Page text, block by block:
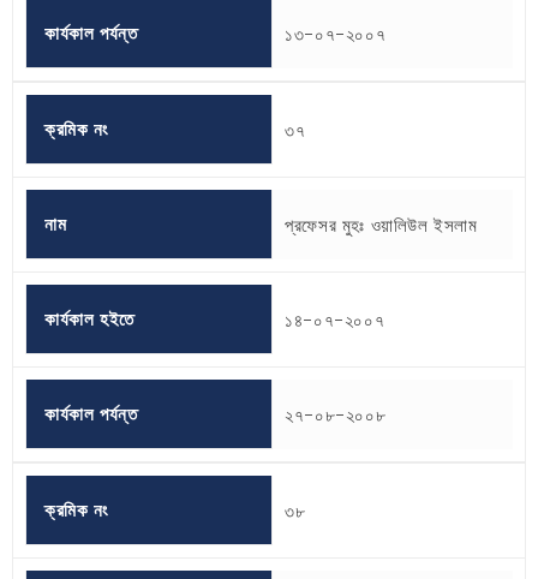
কার্যকাল পর্যন্ত ১৩-০৭-২০০৭
ক্রমিক নং ৩৭
নাম প্রফেসর মুহঃ ওয়ালিউল ইসলাম
কার্যকাল হইতে ১৪-০৭-২০০৭
কার্যকাল পর্যন্ত ২৭-০৮-২০০৮
ক্রমিক নং ৩৮